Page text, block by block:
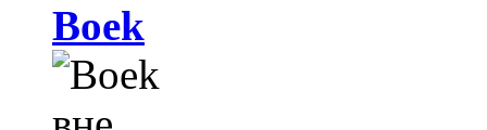
Boek